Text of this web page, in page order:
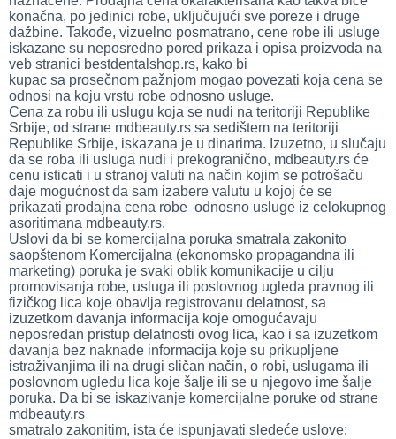
konačna, po jedinici robe, uključujući sve poreze i druge
dažbine. Takođe, vizuelno posmatrano, cene robe ili usluge
iskazane su neposredno pored prikaza i opisa proizvoda na
veb stranici bestdentalshop.rs, kako bi
kupac sa prosečnom pažnjom mogao povezati koja cena se
odnosi na koju vrstu robe odnosno usluge.
Cena za robu ili uslugu koja se nudi na teritoriji Republike
Srbije, od strane mdbeauty.rs sa sedištem na teritoriji
Republike Srbije, iskazana je u dinarima. Izuzetno, u slučaju
da se roba ili usluga nudi i prekogranično, mdbeauty.rs će
cenu isticati i u stranoj valuti na način kojim se potrošaču
daje mogućnost da sam izabere valutu u kojoj će se
prikazati prodajna cena robe odnosno usluge iz celokupnog
asoritimana mdbeauty.rs.
Uslovi da bi se komercijalna poruka smatrala zakonito
saopštenom Komercijalna (ekonomsko propagandna ili
marketing) poruka je svaki oblik komunikacije u cilju
promovisanja robe, usluga ili poslovnog ugleda pravnog ili
fizičkog lica koje obavlja registrovanu delatnost, sa
izuzetkom davanja informacija koje omogućavaju
neposredan pristup delatnosti ovog lica, kao i sa izuzetkom
davanja bez naknade informacija koje su prikupljene
istraživanjima ili na drugi sličan način, o robi, uslugama ili
poslovnom ugledu lica koje šalje ili se u njegovo ime šalje
poruka. Da bi se iskazivanje komercijalne poruke od strane
mdbeauty.rs
smatralo zakonitim, ista će ispunjavati sledeće uslove: